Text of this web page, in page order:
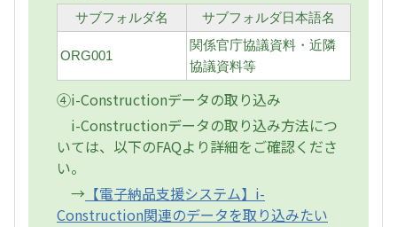
サブフォルダ名 サブフォルダ日本語名
ORG001
関係官庁協議資料・近隣
協議資料等
④i-Constructionデータの取り込み
i-Constructionデータの取り込み方法につ
いては、以下のFAQより詳細をご確認くださ
い。
→ 【電子納品支援システム】i-
Construction関連のデータを取り込みたい